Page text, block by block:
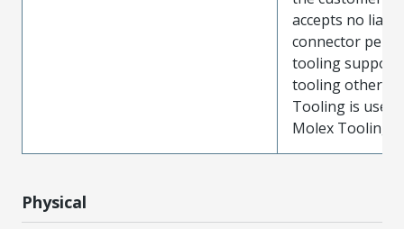
accepts no
connector
tooling support
tooling other
Tooling is used
Molex Tooling
Physical